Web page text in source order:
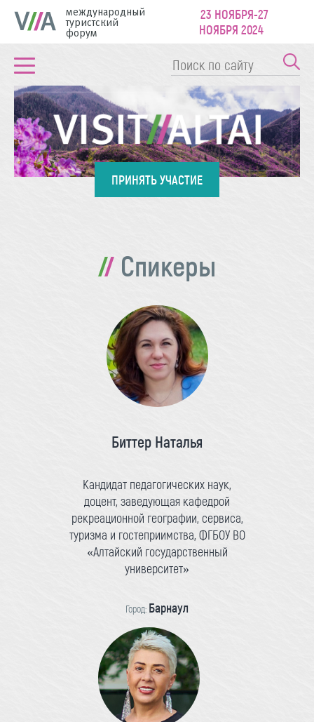
международный
туристский
форум
23 НОЯБРЯ-27
НОЯБРЯ 2024
ПРИНЯТЬ УЧАСТИЕ
Спикеры
Биттер Наталья
Кандидат педагогических наук,
доцент, заведующая кафедрой
рекреационной географии, сервиса,
туризма и гостеприимства, ФГБОУ ВО
«Алтайский государственный
университет»
Город: Барнаул